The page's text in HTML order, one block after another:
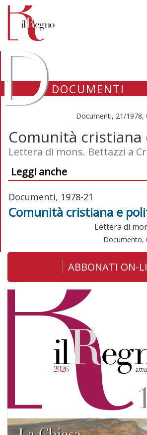
DOCUMENTI
Documenti, 21/1978,
Comunità cristiana
Lettera di mons. Bettazzi a
Leggi anche
Documenti, 1978-21
Comunità cristiana e
Lettera di
Documento,
ABBONATI ON-